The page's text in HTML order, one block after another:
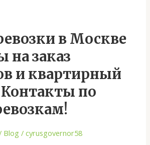
в Москве
на заказ
и квартирный
Контакты по
Blog /cyrusgovernor58